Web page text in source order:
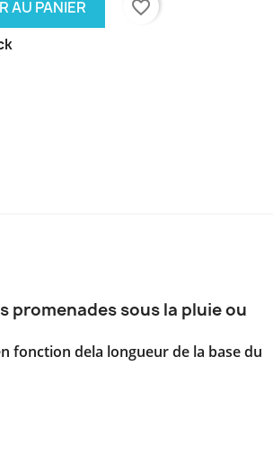
AU PANIER
favorite_border
promenades sous la pluie ou
fonction dela longueur de la base du